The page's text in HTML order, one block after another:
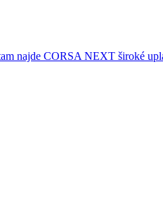
najde CORSA NEXT široké